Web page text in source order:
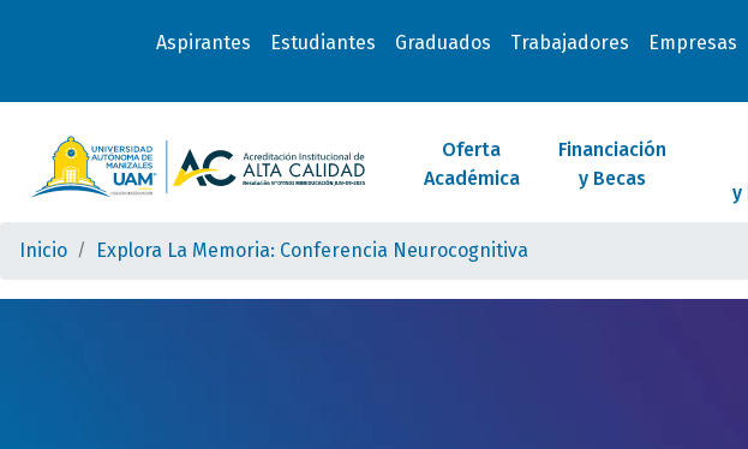
Aspirantes Estudiantes Graduados Trabajadores Empresas
Oferta
Académica
Financiación
y Becas
y
Inicio Explora La Memoria: Conferencia Neurocognitiva